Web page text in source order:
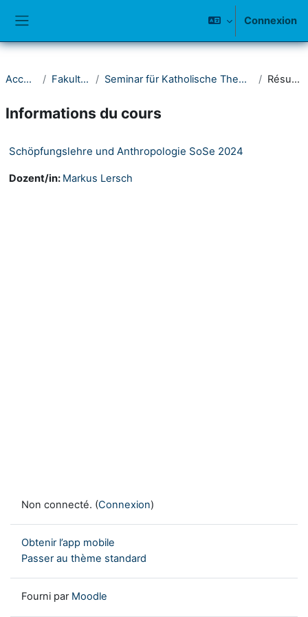
Connexion
Accueil Fakultät I Seminar für Katholische Theologie Résumé
Informations du cours
Schöpfungslehre und Anthropologie SoSe 2024
Dozent/in: Markus Lersch
Non connecté. (Connexion)
Obtenir l’app mobile
Passer au thème standard
Fourni par Moodle